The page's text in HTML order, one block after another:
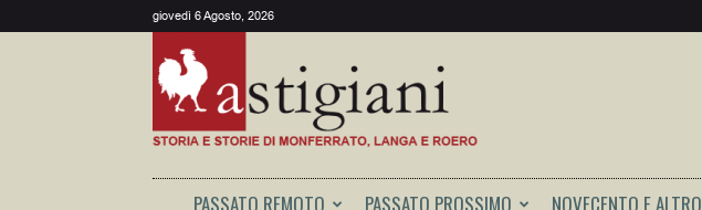
giovedì 6 Agosto, 2026
PASSATO REMOTO PASSATO PROSSIMO NOVECENTO E ALTRO